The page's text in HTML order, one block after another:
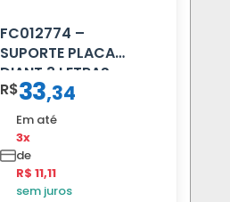
FC012774 –
SUPORTE PLACA
DIANT 3 LETRAS
REFORCADO
R$33,34
Em até
3x
de
R$ 11,11
sem juros